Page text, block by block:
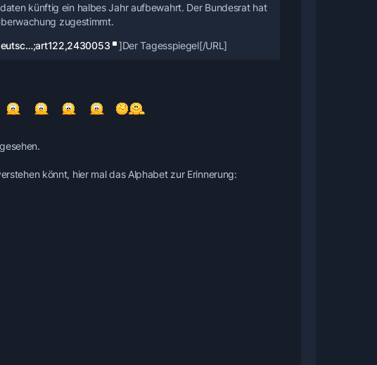
künftig ein halbes Jahr aufbewahrt. Der Bundesrat hat
zugestimmt.
]Der Tagesspiegel[/URL]
könnt, hier mal das Alphabet zur Erinnerung: